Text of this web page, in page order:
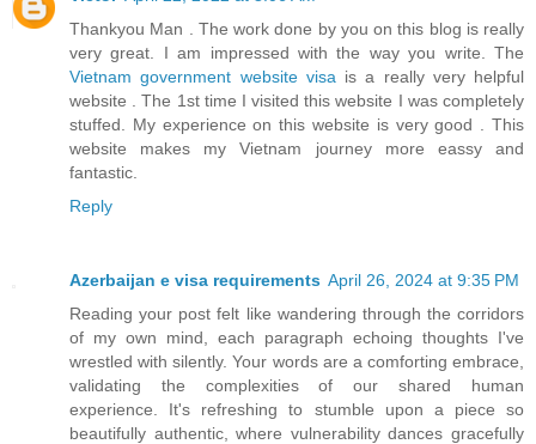
Thankyou Man . The work done by you on this blog is really
very great. I am impressed with the way you write. The
Vietnam government website visa is a really very helpful
website . The 1st time I visited this website I was completely
stuffed. My experience on this website is very good . This
website makes my Vietnam journey more eassy and
fantastic.
Reply
Azerbaijan e visa requirements April 26, 2024 at 9:35 PM
Reading your post felt like wandering through the corridors
of my own mind, each paragraph echoing thoughts I've
wrestled with silently. Your words are a comforting embrace,
validating the complexities of our shared human
experience. It's refreshing to stumble upon a piece so
beautifully authentic, where vulnerability dances gracefully